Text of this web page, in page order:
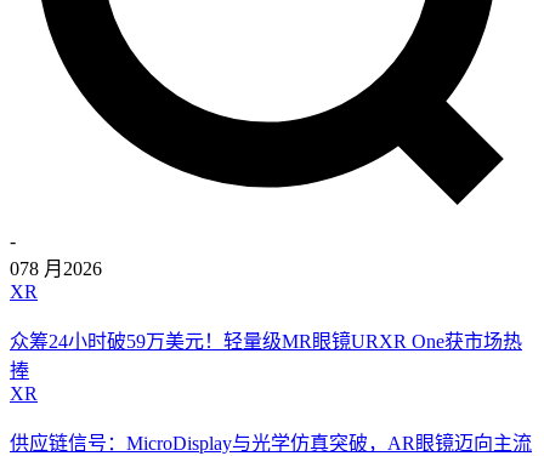
-
078 月 2026
XR
众筹24小时破59万美元！轻量级MR眼镜URXR One获市场热
捧
XR
供应链信号：MicroDisplay与光学仿真突破，AR眼镜迈向主流